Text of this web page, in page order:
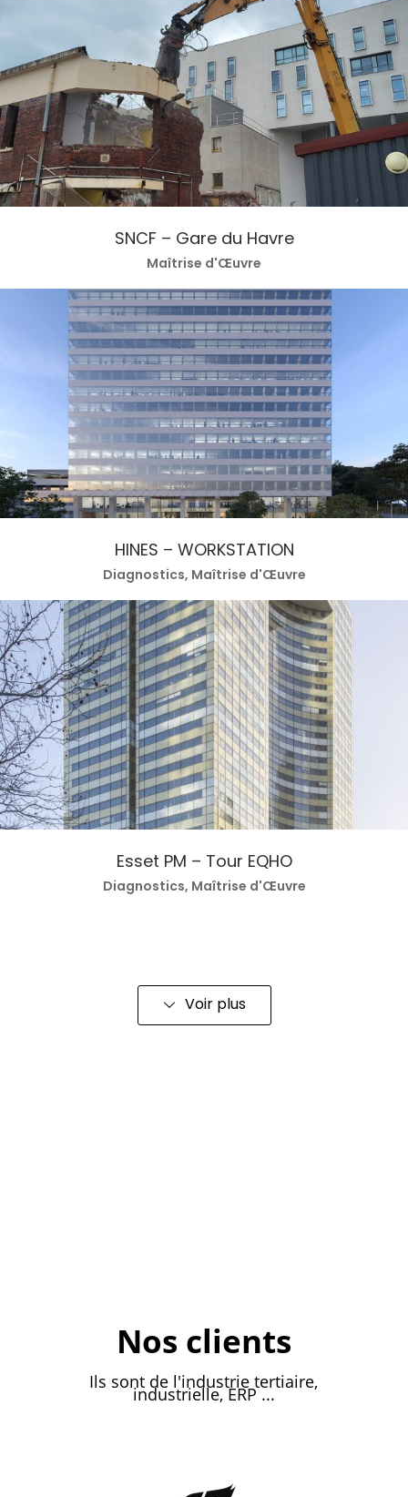
SNCF – Gare du Havre
Maîtrise d'Œuvre
HINES – WORKSTATION
Diagnostics, Maîtrise d'Œuvre
Esset PM – Tour EQHO
Diagnostics, Maîtrise d'Œuvre
Voir plus
Nos clients
Ils sont de l'industrie tertiaire,
industrielle, ERP ...